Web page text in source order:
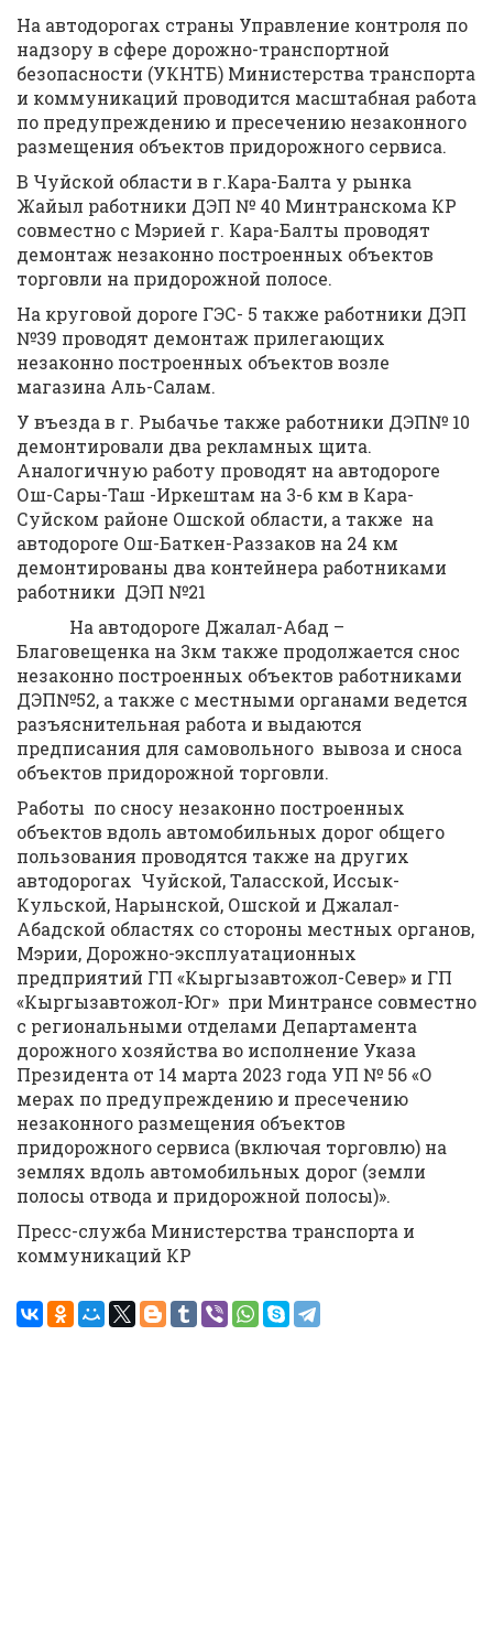
На автодорогах страны Управление контроля по
надзору в сфере дорожно-транспортной
безопасности (УКНТБ) Министерства транспорта
и коммуникаций проводится масштабная работа
по предупреждению и пресечению незаконного
размещения объектов придорожного сервиса.
В Чуйской области в г.Кара-Балта у рынка
Жайыл работники ДЭП № 40 Минтранскома КР
совместно с Мэрией г. Кара-Балты проводят
демонтаж незаконно построенных объектов
торговли на придорожной полосе.
На круговой дороге ГЭС- 5 также работники ДЭП
№39 проводят демонтаж прилегающих
незаконно построенных объектов возле
магазина Аль-Салам.
У въезда в г. Рыбачье также работники ДЭП№ 10
демонтировали два рекламных щита.
Аналогичную работу проводят на автодороге
Ош-Сары-Таш -Иркештам на 3-6 км в Кара-
Суйском районе Ошской области, а также на
автодороге Ош-Баткен-Раззаков на 24 км
демонтированы два контейнера работниками
работники ДЭП №21
На автодороге Джалал-Абад –
Благовещенка на 3км также продолжается снос
незаконно построенных объектов работниками
ДЭП№52, а также с местными органами ведется
разъяснительная работа и выдаются
предписания для самовольного вывоза и сноса
объектов придорожной торговли.
Работы по сносу незаконно построенных
объектов вдоль автомобильных дорог общего
пользования проводятся также на других
автодорогах Чуйской, Таласской, Иссык-
Кульской, Нарынской, Ошской и Джалал-
Абадской областях со стороны местных органов,
Мэрии, Дорожно-эксплуатационных
предприятий ГП «Кыргызавтожол-Север» и ГП
«Кыргызавтожол-Юг» при Минтрансе совместно
с региональными отделами Департамента
дорожного хозяйства во исполнение Указа
Президента от 14 марта 2023 года УП № 56 «О
мерах по предупреждению и пресечению
незаконного размещения объектов
придорожного сервиса (включая торговлю) на
землях вдоль автомобильных дорог (земли
полосы отвода и придорожной полосы)».
Пресс-служба Министерства транспорта и
коммуникаций КР